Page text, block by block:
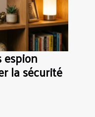
espion
la sécurité